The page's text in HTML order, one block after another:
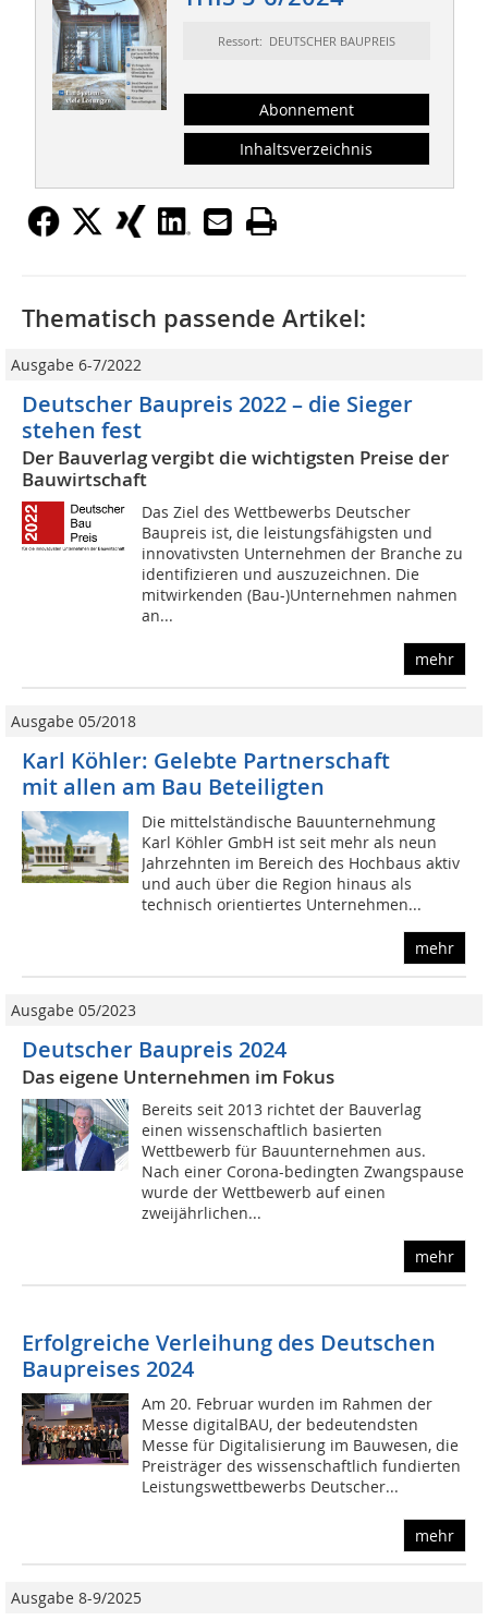
Ressort: DEUTSCHER BAUPREIS
Abonnement
Inhaltsverzeichnis
Thematisch passende Artikel:
Ausgabe 6-7/2022
Deutscher Baupreis 2022 – die Sieger
stehen fest
Der Bauverlag vergibt die wichtigsten Preise der
Bauwirtschaft
Das Ziel des Wettbewerbs Deutscher
Baupreis ist, die leistungsfähigsten und
innovativsten Unternehmen der Branche zu
identifizieren und auszuzeichnen. Die
mitwirkenden (Bau-)Unternehmen nahmen
an...
mehr
Ausgabe 05/2018
Karl Köhler: Gelebte Partnerschaft
mit allen am Bau Beteiligten
Die mittelständische Bauunternehmung
Karl Köhler GmbH ist seit mehr als neun
Jahrzehnten im Bereich des Hochbaus aktiv
und auch über die Region hinaus als
technisch orientiertes Unternehmen...
mehr
Ausgabe 05/2023
Deutscher Baupreis 2024
Das eigene Unternehmen im Fokus
Bereits seit 2013 richtet der Bauverlag
einen wissenschaftlich basierten
Wettbewerb für Bauunternehmen aus.
Nach einer Corona-bedingten Zwangspause
wurde der Wettbewerb auf einen
zweijährlichen...
mehr
Erfolgreiche Verleihung des Deutschen
Baupreises 2024
Am 20. Februar wurden im Rahmen der
Messe digitalBAU, der bedeutendsten
Messe für Digitalisierung im Bauwesen, die
Preisträger des wissenschaftlich fundierten
Leistungswettbewerbs Deutscher...
mehr
Ausgabe 8-9/2025